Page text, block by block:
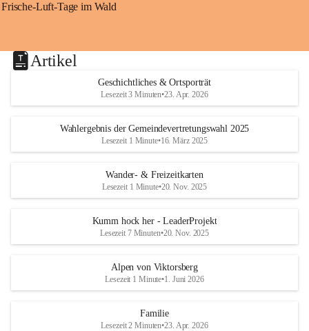
Frische-Luft-Tage im Wald
Artikel
Geschichtliches & Ortsporträt
Lesezeit 3 Minuten•23. Apr. 2026
Wahlergebnis der Gemeindevertretungswahl 2025
Lesezeit 1 Minute•16. März 2025
Wander- & Freizeitkarten
Lesezeit 1 Minute•20. Nov. 2025
Kumm hock her - LeaderProjekt
Lesezeit 7 Minuten•20. Nov. 2025
Alpen von Viktorsberg
Lesezeit 1 Minute•1. Juni 2026
Familie
Lesezeit 2 Minuten•23. Apr. 2026